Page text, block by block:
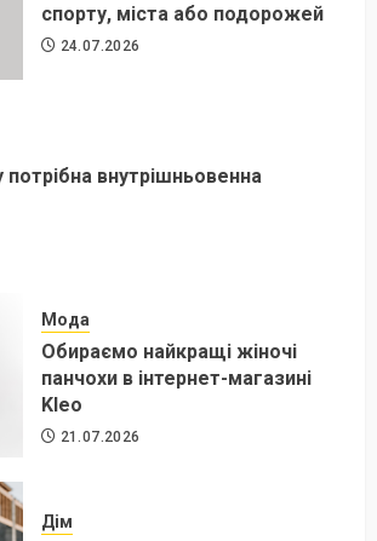
спорту, міста або подорожей
24.07.2026
потрібна внутрішньовенна
Мода
Обираємо найкращі жіночі
панчохи в інтернет-магазині
Kleo
21.07.2026
Дім